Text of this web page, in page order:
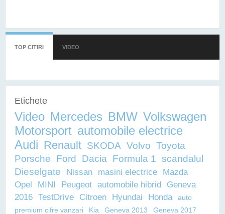
TOP CITIRI (TAB ACTIV)
VIDEO
Etichete
Video Mercedes BMW Volkswagen
Motorsport automobile electrice
Audi Renault SKODA Volvo Toyota
Porsche
Ford Dacia Formula 1 scandalul
Dieselgate
Nissan masini electrice
Mazda
Opel
MINI Peugeot automobile hibrid
Geneva
2016 TestDrive Citroen Hyundai Honda
auto
premium cifre vanzari
Kia Geneva 2013 Geneva 2017